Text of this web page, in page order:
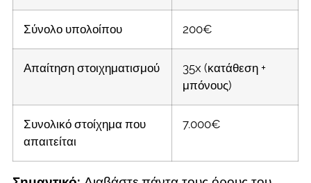
Σύνολο υπολοίπου 200€
Απαίτηση στοιχηματισμού
35x (κατάθεση +
μπόνους)
Συνολικό στοίχημα που
απαιτείται
7.000€